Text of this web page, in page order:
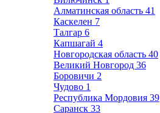
Алматинская область 41
Каскелен 7
Талгар 6
Капшагай 4
Новгородская область 40
Великий Новгород 36
Боровичи 2
Чудово 1
Республика Мордовия 39
Саранск 33